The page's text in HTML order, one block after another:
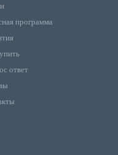
программа
ответ